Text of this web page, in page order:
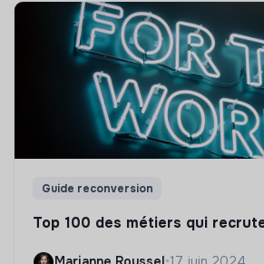
Guide reconversion
Top 100 des métiers qui